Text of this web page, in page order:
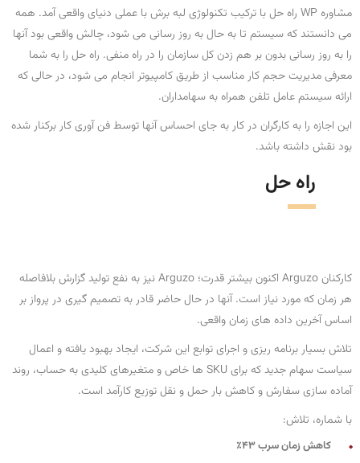
مشاوره WP راه حل با ترکیب تکنولوژی لبه برش با عملی دنیای واقعی آمد. همه
می دانستند که سیستم تا به حال به روز رسانی می شود، چالش واقعی بود آنها
را به روز رسانی بدون بر هم زدن کل سازمان را در راه منفی. راه حل را به شما
معرفی مدیریت حجم کار مناسب از طریق کامپیوتر انجام می شود، در حالی که
ارائه سیستم عامل تلفن همراه به سهامداران.
این اجازه را به کارگران در کار به جای احساس آنها توسط فن آوری کار برکنار شده
بود نقش داشته باشد.
راه حل
کارکنان Arguzo اکنون بیشتر قدرت؛ Arguzo نیز به نفع تولید گزارش بلافاصله
هر زمان که مورد نیاز است. آنها در حال حاضر قادر به تصمیم گیری در پرواز بر
اساس آخرین داده های زمان واقعی.
تلاش بسیار برنامه ریزی و اجرای توابع این شرکت، ایجاد بهبود یافته و اعمال
سیاست سهام جدید که برای SKU ها خاص و متغیرهای کلیدی به حساب، روند
آماده سازی سفارش و کاهش بار حمل و نقل توزیع کارآمد است.
با شماره، تلاش:
کاهش زمان سرب 43٪